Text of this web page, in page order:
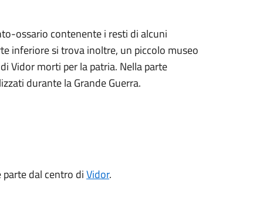
ossario contenente i resti di alcuni
inferiore si trova inoltre, un piccolo museo
Vidor morti per la patria. Nella parte
durante la Grande Guerra.
dal centro diVidor.